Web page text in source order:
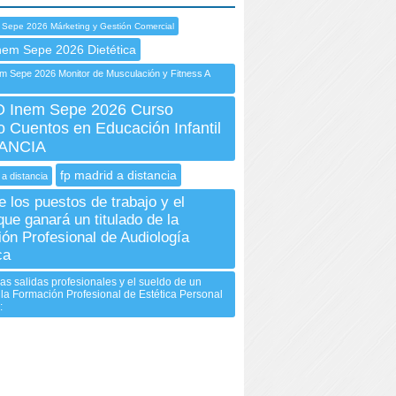
2026 Márketing y Gestión Comercial
Sepe 2026 Dietética
Sepe 2026 Monitor de Musculación y Fitness A
Inem Sepe 2026 Curso
Cuentos en Educación Infantil
distancia fp madrid a distancia
los puestos de trabajo y el
ganará un titulado de la
Profesional de Audiología
salidas profesionales y el sueldo de un
Formación Profesional de Estética Personal